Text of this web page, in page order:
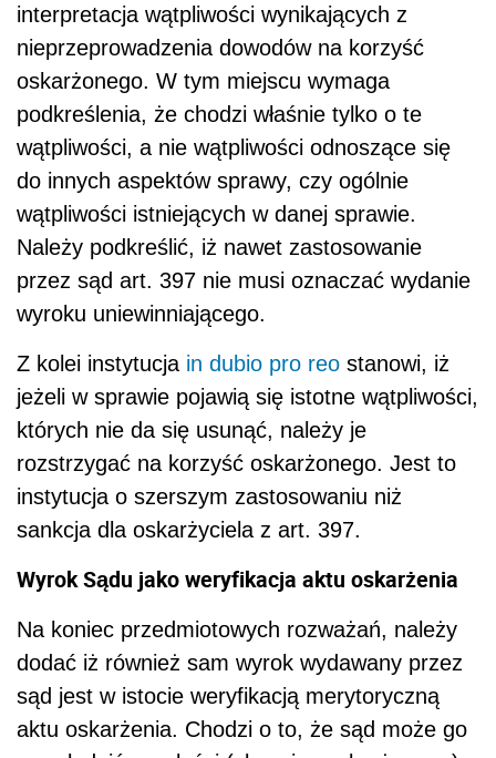
interpretacja wątpliwości wynikających z
nieprzeprowadzenia dowodów na korzyść
oskarżonego. W tym miejscu wymaga
podkreślenia, że chodzi właśnie tylko o te
wątpliwości, a nie wątpliwości odnoszące się
do innych aspektów sprawy, czy ogólnie
wątpliwości istniejących w danej sprawie.
Należy podkreślić, iż nawet zastosowanie
przez sąd art. 397 nie musi oznaczać wydanie
wyroku uniewinniającego.
Z kolei instytucja in dubio pro reo stanowi, iż
jeżeli w sprawie pojawią się istotne wątpliwości,
których nie da się usunąć, należy je
rozstrzygać na korzyść oskarżonego. Jest to
instytucja o szerszym zastosowaniu niż
sankcja dla oskarżyciela z art. 397.
Wyrok Sądu jako weryfikacja aktu oskarżenia
Na koniec przedmiotowych rozważań, należy
dodać iż również sam wyrok wydawany przez
sąd jest w istocie weryfikacją merytoryczną
aktu oskarżenia. Chodzi o to, że sąd może go